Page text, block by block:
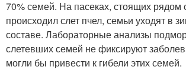
70% семей. На пасеках, стоящих рядом
происходил слет пчел, семьи уходят в
составе. Лабораторные анализы
слетевших семей не фиксируют
могли бы привести к гибели этих семей.